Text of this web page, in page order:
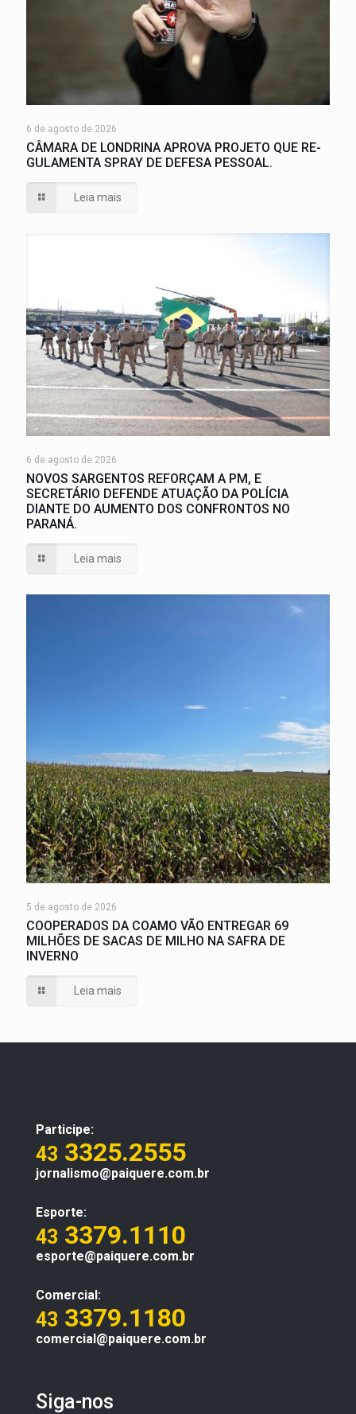
6 de agosto de 2026
CÂMARA DE LONDRINA APROVA PROJETO QUE RE-
GULAMENTA SPRAY DE DEFESA PESSOAL.
Leia mais
6 de agosto de 2026
NOVOS SARGENTOS REFORÇAM A PM, E
SECRETÁRIO DEFENDE ATUAÇÃO DA POLÍCIA
DIANTE DO AUMENTO DOS CONFRONTOS NO
PARANÁ.
Leia mais
5 de agosto de 2026
COOPERADOS DA COAMO VÃO ENTREGAR 69
MILHÕES DE SACAS DE MILHO NA SAFRA DE
INVERNO
Leia mais
Participe:
43 3325.2555
jornalismo@paiquere.com.br
Esporte:
43 3379.1110
esporte@paiquere.com.br
Comercial:
43 3379.1180
comercial@paiquere.com.br
Siga-nos